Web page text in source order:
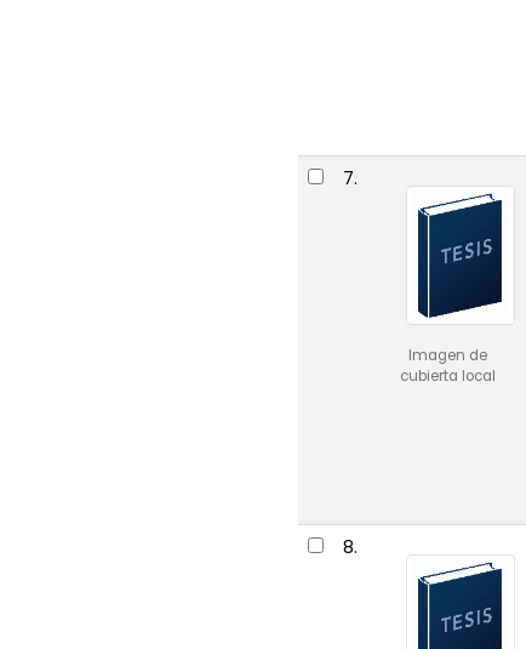
7.
Imagen de
cubierta local
8.